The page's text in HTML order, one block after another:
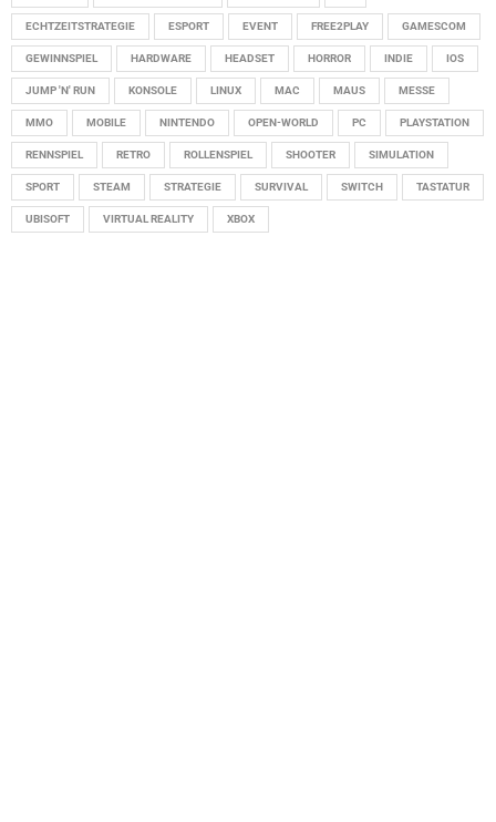
ECHTZEITSTRATEGIE ESPORT EVENT FREE2PLAY GAMESCOM
GEWINNSPIEL HARDWARE HEADSET HORROR INDIE IOS
JUMP 'N' RUN KONSOLE LINUX MAC MAUS MESSE
MMO MOBILE NINTENDO OPEN-WORLD PC PLAYSTATION
RENNSPIEL RETRO ROLLENSPIEL SHOOTER SIMULATION
SPORT STEAM STRATEGIE SURVIVAL SWITCH TASTATUR
UBISOFT VIRTUAL REALITY XBOX